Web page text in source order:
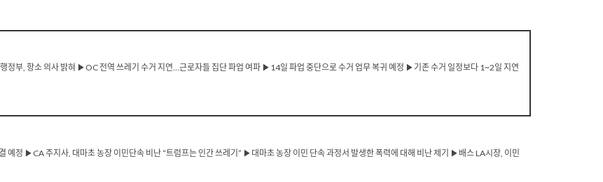
정부, 항소 의사 밝혀 ▶OC 전역 쓰레기 수거 지연…근로자들 집단 파업 여파 ▶14일 파업 중단으로 수거 업무 복귀 예정 ▶기존 수거 일정보다 1~2일 지연
예정 ▶CA 주지사, 대마초 농장 이민단속 비난 “트럼프는 인간 쓰레기” ▶대마초 농장 이민 단속 과정서 발생한 폭력에 대해 비난 제기 ▶배스 LA시장, 이민